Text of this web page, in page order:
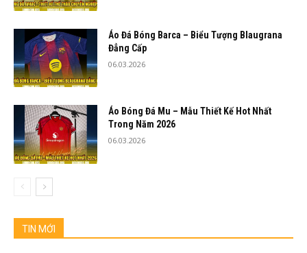
Áo Đá Bóng Barca – Biểu Tượng Blaugrana
Đẳng Cấp
06.03.2026
Áo Bóng Đá Mu – Mẫu Thiết Kế Hot Nhất
Trong Năm 2026
06.03.2026
TIN MỚI